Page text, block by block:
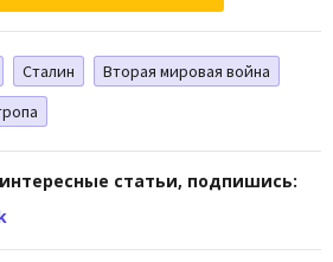
Сталин
Вторая мировая война
статьи, подпишись: